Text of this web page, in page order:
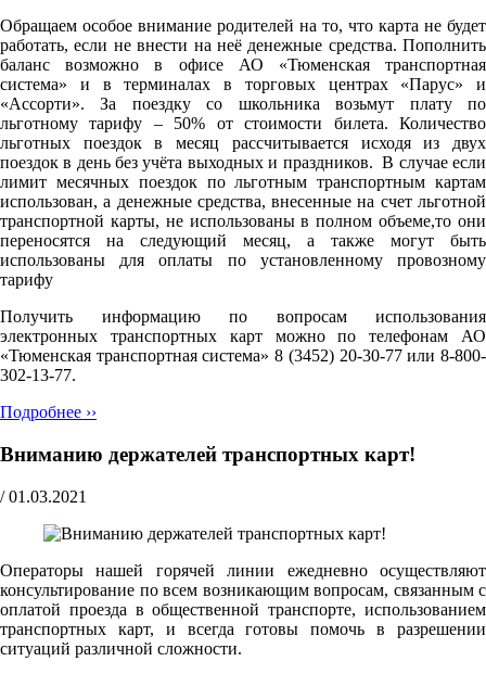
Обращаем особое внимание родителей на то, что карта не будет
работать, если не внести на неё денежные средства. Пополнить
баланс возможно в офисе АО «Тюменская транспортная
система» и в терминалах в торговых центрах «Парус» и
«Ассорти». За поездку со школьника возьмут плату по
льготному тарифу – 50% от стоимости билета. Количество
льготных поездок в месяц рассчитывается исходя из двух
поездок в день без учёта выходных и праздников. В случае если
лимит месячных поездок по льготным транспортным картам
использован, а денежные средства, внесенные на счет льготной
транспортной карты, не использованы в полном объеме,то они
переносятся на следующий месяц, а также могут быть
использованы для оплаты по установленному провозному
тарифу
Получить информацию по вопросам использования
электронных транспортных карт можно по телефонам АО
«Тюменская транспортная система» 8 (3452) 20-30-77 или 8-800-
302-13-77.
Подробнее ››
Вниманию держателей транспортных карт!
/ 01.03.2021
Операторы нашей горячей линии ежедневно осуществляют
консультирование по всем возникающим вопросам, связанным с
оплатой проезда в общественной транспорте, использованием
транспортных карт, и всегда готовы помочь в разрешении
ситуаций различной сложности.